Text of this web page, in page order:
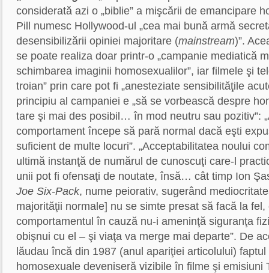
considerată azi o „biblie” a mişcării de emancipare
Pill numesc Hollywood-ul „cea mai bună armă
desensibilizării opiniei majoritare (mainstream)”.
se poate realiza doar printr-o „campanie mediatică
schimbarea imaginii homosexualilor”, iar filmele şi
troian” prin care pot fi „anesteziate sensibilităţile
principiu al campaniei e „să se vorbească despre
tare şi mai des posibil… în mod neutru sau pozitiv”:
comportament începe să pară normal dacă eşti
suficient de multe locuri”. „Acceptabilitatea noului
ultimă instanţă de numărul de cunoscuţi care-l
unii pot fi ofensaţi de noutate, însă… cât timp Ion
Joe Six-Pack, nume peiorativ, sugerând
majorităţii normale] nu se simte presat să facă la fel,
comportamentul în cauză nu-i ameninţă siguranţa
obişnui cu el – şi viaţa va merge mai departe”. De
lăudau încă din 1987 (anul apariţiei articolului)
homosexuale deveniseră vizibile în filme şi emisiuni